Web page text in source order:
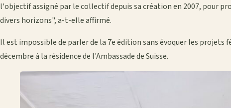
l'objectif assigné par le collectif depuis sa création en 2007, pour
divers horizons", a-t-elle affirmé.
Il est impossible de parler de la 7e édition sans évoquer les projets
décembre à la résidence de l'Ambassade de Suisse.